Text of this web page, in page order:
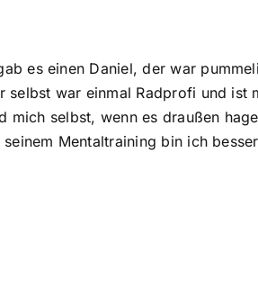
es einen Daniel, der war
war einmal Radprofi und ist
selbst, wenn es draußen
Mentaltraining bin ich